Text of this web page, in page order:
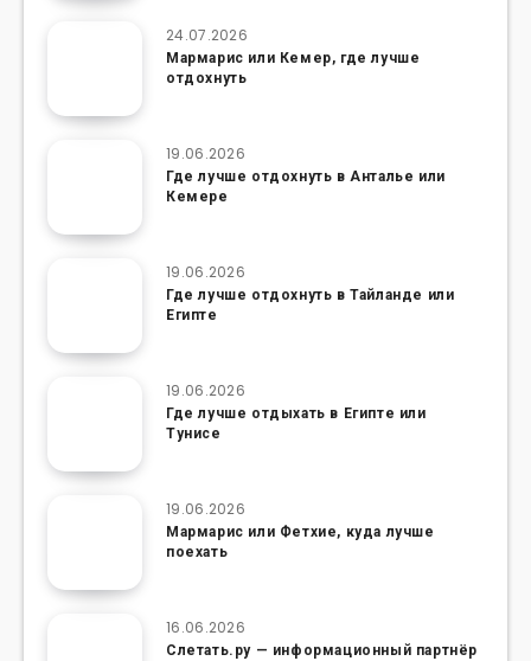
24.07.2026
Мармарис или Кемер, где лучше
отдохнуть
19.06.2026
Где лучше отдохнуть в Анталье или
Кемере
19.06.2026
Где лучше отдохнуть в Тайланде или
Египте
19.06.2026
Где лучше отдыхать в Египте или
Тунисе
19.06.2026
Мармарис или Фетхие, куда лучше
поехать
16.06.2026
Слетать.ру — информационный партнёр